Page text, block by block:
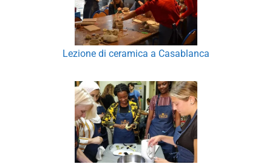
Lezione di ceramica a Casablanca